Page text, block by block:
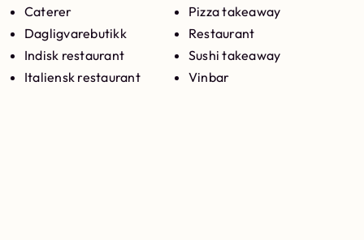
Caterer
Dagligvarebutikk
Indisk restaurant
Italiensk restaurant
Pizza takeaway
Restaurant
Sushi takeaway
Vinbar